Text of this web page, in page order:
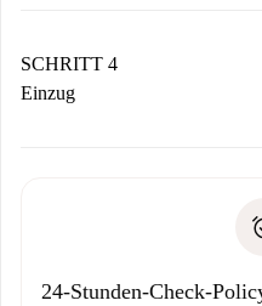
stellen den Kontakt her.
Wenn der Vermieter
SCHRITT 4
Einzug
24-Stunden-Check-